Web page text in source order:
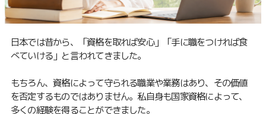
日本では昔から、「資格を取れば安心」「手に職をつければ食
べていける」と言われてきました。
もちろん、資格によって守られる職業や業務はあり、その価値
を否定するものではありません。私自身も国家資格によって、
多くの経験を得ることができました。